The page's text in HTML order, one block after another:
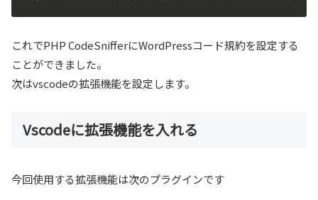
これでPHP CodeSnifferにWordPressコード規約を設定する
ことができました。
次はvscodeの拡張機能を設定します。
Vscodeに拡張機能を入れる
今回使用する拡張機能は次のプラグインです